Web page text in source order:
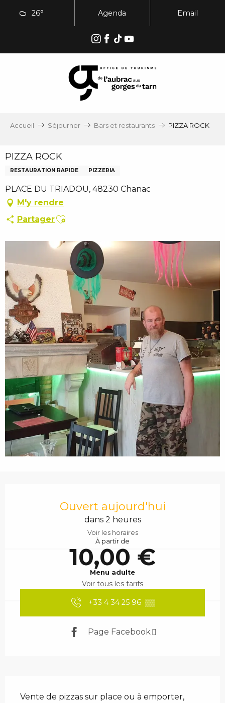
26° Agenda Email
Accueil Séjourner Bars et restaurants PIZZA ROCK
PIZZA ROCK
RESTAURATION RAPIDE PIZZERIA
PLACE DU TRIADOU, 48230 Chanac
M'y rendre
PartagerAjouter aux favoris
Ouvert aujourd'hui
dans 2 heures
Voir les horaires
À partir de
10,00 €
Menu adulte
Voir tous les tarifs
+33 4 34 25 96 ▒▒
Page Facebook
Vente de pizzas sur place ou à emporter,